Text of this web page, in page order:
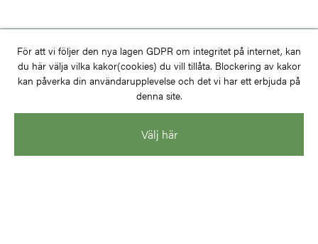
Har du frågor eller vill du bli medlem?
För att vi följer den nya lagen GDPR om integritet på internet, kan
du här välja vilka kakor(cookies) du vill tillåta. Blockering av kakor
kan påverka din användarupplevelse och det vi har ett erbjuda på
denna site.
Välj här